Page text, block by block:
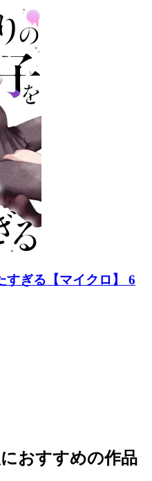
すぎる【マイクロ】 6
おすすめの作品